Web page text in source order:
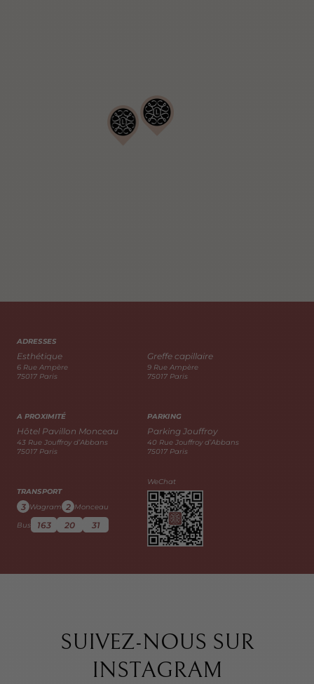
ADRESSES
Esthétique
6 Rue Ampère
75017 Paris
Greffe capillaire
9 Rue Ampère
75017 Paris
A PROXIMITÉ
Hôtel Pavillon Monceau
43 Rue Jouffroy d’Abbans
75017 Paris
PARKING
Parking Jouffroy
40 Rue Jouffroy d’Abbans
75017 Paris
TRANSPORT
3 Wagram 2 Monceau
Bus
163 20 31
WeChat
SUIVEZ-NOUS SUR
INSTAGRAM